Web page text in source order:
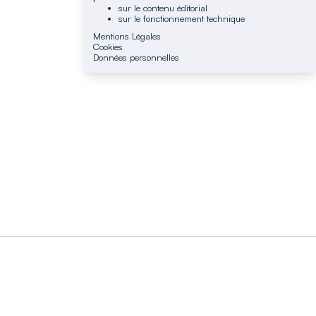
sur le contenu éditorial
sur le fonctionnement technique
Mentions Légales
Cookies
Données personnelles